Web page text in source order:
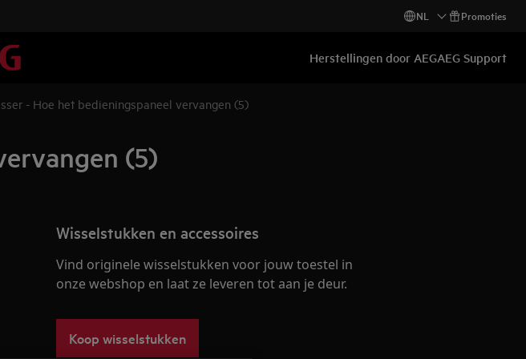
NL Promoties
Herstellingen door AEGAEG Support
- Hoe het bedieningspaneel vervangen (5)
(5)
Wisselstukken en accessoires
Vind originele wisselstukken voor jouw toestel in
onze webshop en laat ze leveren tot aan je deur.
Koop wisselstukken